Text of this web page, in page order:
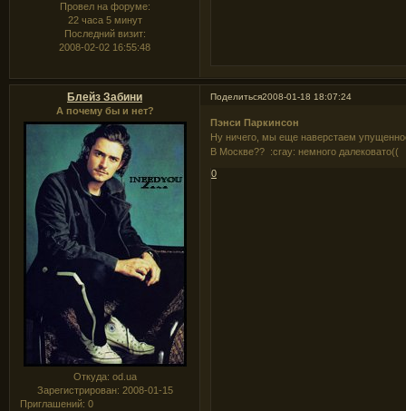
Провел на форуме:
22 часа 5 минут
Последний визит:
2008-02-02 16:55:48
Поделиться2008-01-18 18:07:24
Блейз Забини
А почему бы и нет?
Откуда: od.ua
Зарегистрирован: 2008-01-15
Приглашений: 0
Пэнси Паркинсон
Ну ничего, мы еще наверстаем
В Москве?? :cray: немного далековато((
0